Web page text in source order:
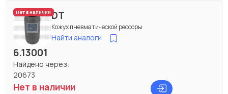
Нет в наличииDT
Кожух пневматической рессоры
Найти аналоги
6.13001
Найдено через:
20673
Нет в наличии